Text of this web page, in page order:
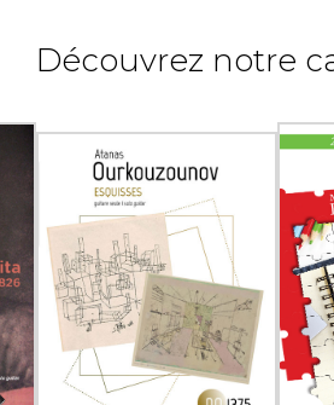
Découvrez notre